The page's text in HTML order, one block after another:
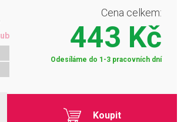
Cena celkem:
443 Kč
Odesíláme do 1-3 pracovních dní
Koupit